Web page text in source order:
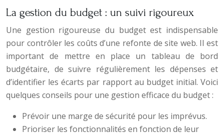
La gestion du budget : un suivi rigoureux
Une gestion rigoureuse du budget est indispensable
pour contrôler les coûts d’une refonte de site web. Il est
important de mettre en place un tableau de bord
budgétaire, de suivre régulièrement les dépenses et
d’identifier les écarts par rapport au budget initial. Voici
quelques conseils pour une gestion efficace du budget :
Prévoir une marge de sécurité pour les imprévus.
Prioriser les fonctionnalités en fonction de leur